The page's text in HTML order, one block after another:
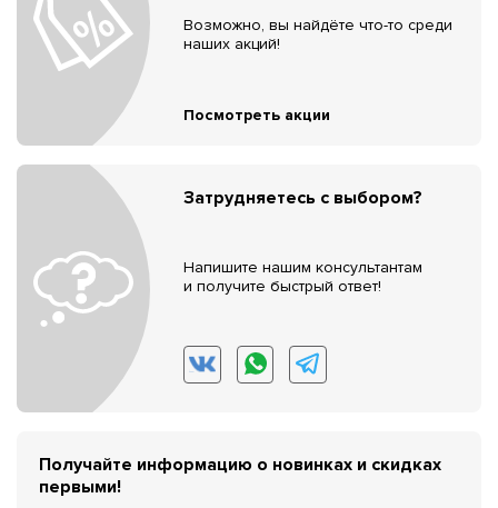
Возможно, вы найдёте что-то среди
наших акций!
Посмотреть акции
Затрудняетесь с выбором?
Напишите нашим консультантам
и получите быстрый ответ!
Получайте информацию о новинках и скидках
первыми!